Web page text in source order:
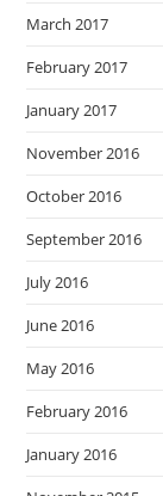
March 2017
February 2017
January 2017
November 2016
October 2016
September 2016
July 2016
June 2016
May 2016
February 2016
January 2016